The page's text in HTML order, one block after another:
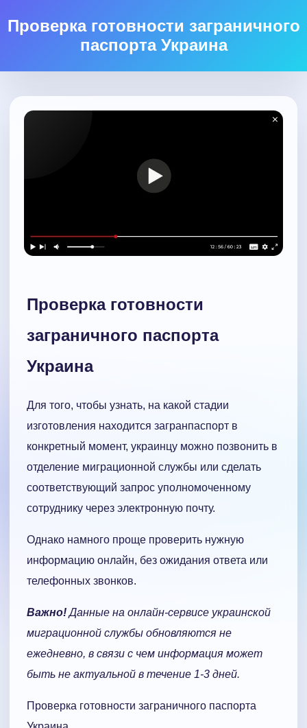
Проверка готовности заграничного
паспорта Украина
Проверка готовности
заграничного паспорта
Украина
Для того, чтобы узнать, на какой стадии
изготовления находится загранпаспорт в
конкретный момент, украинцу можно позвонить в
отделение миграционной службы или сделать
соответствующий запрос уполномоченному
сотруднику через электронную почту.
Однако намного проще проверить нужную
информацию онлайн, без ожидания ответа или
телефонных звонков.
Важно!Данные на онлайн-сервисе украинской
миграционной службы обновляются не
ежедневно, в связи с чем информация может
быть не актуальной в течение 1-3 дней.
Проверка готовности заграничного паспорта